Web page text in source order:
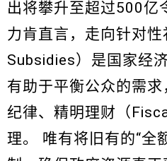
出将攀升至超过500亿
力肯直言，走向针对
Subsidies）是国家经
有助于平衡公众的需
纪律、精明理财（
理。 唯有将旧有的“全